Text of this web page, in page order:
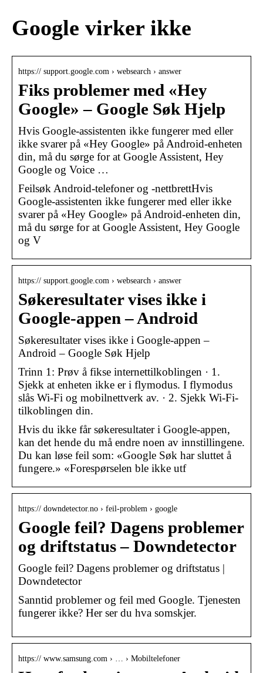
Google virker ikke
https:// support.google.com › websearch › answer
Fiks problemer med «Hey
Google» – Google Søk Hjelp
Hvis Google-assistenten ikke fungerer med eller
ikke svarer på «Hey Google» på Android-enheten
din, må du sørge for at Google Assistent, Hey
Google og Voice …
Feilsøk Android-telefoner og -nettbrettHvis
Google-assistenten ikke fungerer med eller ikke
svarer på «Hey Google» på Android-enheten din,
må du sørge for at Google Assistent, Hey Google
og V
https:// support.google.com › websearch › answer
Søkeresultater vises ikke i
Google-appen – Android
Søkeresultater vises ikke i Google-appen –
Android – Google Søk Hjelp
Trinn 1: Prøv å fikse internettilkoblingen · 1.
Sjekk at enheten ikke er i flymodus. I flymodus
slås Wi-Fi og mobilnettverk av. · 2. Sjekk Wi-Fi-
tilkoblingen din.
Hvis du ikke får søkeresultater i Google-appen,
kan det hende du må endre noen av innstillingene.
Du kan løse feil som: «Google Søk har sluttet å
fungere.» «Forespørselen ble ikke utf
https:// downdetector.no › feil-problem › google
Google feil? Dagens problemer
og driftstatus – Downdetector
Google feil? Dagens problemer og driftstatus |
Downdetector
Sanntid problemer og feil med Google. Tjenesten
fungerer ikke? Her ser du hva somskjer.
https:// www.samsung.com › … › Mobiltelefoner